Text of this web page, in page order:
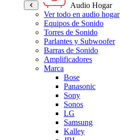
Audio Hogar
Ver todo en audio hogar
Equipos de Sonido
Torres de Sonido
Parlantes y Subwoofer
Barras de Sonido
Amplificadores
Marca
Bose
Panasonic
Sony
Sonos
LG
Samsung
Kalley